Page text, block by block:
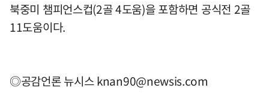
북중미 챔피언스컵(2골 4도움)을 포함하면 공식전 2골
11도움이다.
◎공감언론 뉴시스knan90@newsis.com